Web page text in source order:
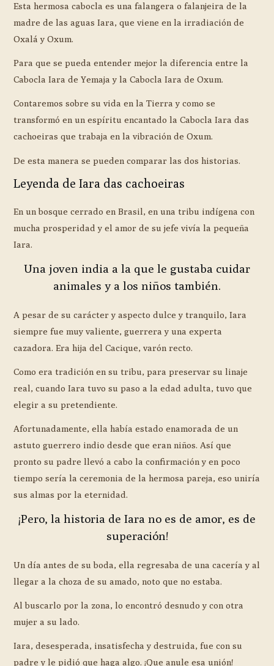
Esta hermosa cabocla es una falangera o falanjeira de la
madre de las aguas Iara, que viene en la irradiación de
Oxalá y Oxum.
Para que se pueda entender mejor la diferencia entre la
Cabocla Iara de Yemaja y la Cabocla Iara de Oxum.
Contaremos sobre su vida en la Tierra y como se
transformó en un espíritu encantado la Cabocla Iara das
cachoeiras que trabaja en la vibración de Oxum.
De esta manera se pueden comparar las dos historias.
Leyenda de Iara das cachoeiras
En un bosque cerrado en Brasil, en una tribu indígena con
mucha prosperidad y el amor de su jefe vivía la pequeña
Iara.
Una joven india a la que le gustaba cuidar
animales y a los niños también.
A pesar de su carácter y aspecto dulce y tranquilo, Iara
siempre fue muy valiente, guerrera y una experta
cazadora. Era hija del Cacique, varón recto.
Como era tradición en su tribu, para preservar su linaje
real, cuando Iara tuvo su paso a la edad adulta, tuvo que
elegir a su pretendiente.
Afortunadamente, ella había estado enamorada de un
astuto guerrero indio desde que eran niños. Así que
pronto su padre llevó a cabo la confirmación y en poco
tiempo sería la ceremonia de la hermosa pareja, eso uniría
sus almas por la eternidad.
¡Pero, la historia de Iara no es de amor, es de
superación!
Un día antes de su boda, ella regresaba de una cacería y al
llegar a la choza de su amado, noto que no estaba.
Al buscarlo por la zona, lo encontró desnudo y con otra
mujer a su lado.
Iara, desesperada, insatisfecha y destruida, fue con su
padre y le pidió que haga algo. ¡Que anule esa unión!